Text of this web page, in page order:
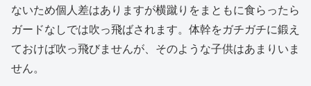
ないため個人差はありますが横蹴りをまともに食らったら
ガードなしでは吹っ飛ばされます。体幹をガチガチに鍛え
ておけば吹っ飛びませんが、そのような子供はあまりいま
せん。